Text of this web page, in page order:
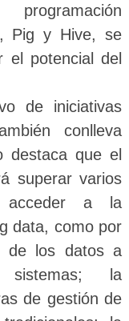
Pig y Hive, se
el potencial del
de iniciativas
conlleva
destaca que el
superar varios
acceder a la
data, como por
de los datos a
la
de gestión de